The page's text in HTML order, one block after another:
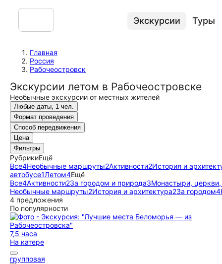
Экскурсии Туры
Главная
Россия
Рабочеостровск
Экскурсии летом в Рабочеостровске
Необычные экскурсии от местных жителей
Любые даты, 1 чел.
Формат проведения
Способ передвижения
Цена
Фильтры
РубрикиЕщё
Все4Необычные маршруты2Активности2История и
автобусе1Летом4Ещё
Все4Активности2За городом и природа3Монастыри,
Необычные маршруты2История и архитектура2За городом4
4 предложения
По популярности
7,5 часа
На катере
групповая